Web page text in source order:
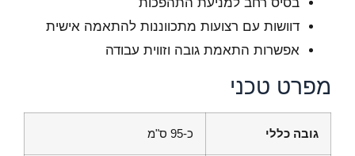
דוושות עם רצועות מתכווננות להתאמה אישית
אפשרות התאמת גובה וזווית עבודה
מפרט טכני
גובה כללי כ-95 ס"מ